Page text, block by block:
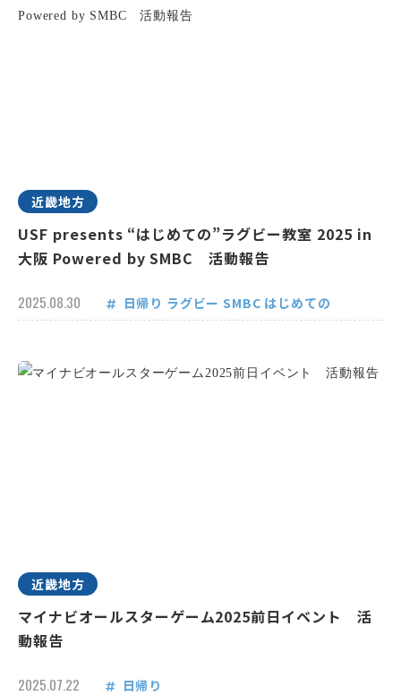
近畿地方
USF presents “はじめての”ラグビー教室 2025 in
大阪 Powered by SMBC 活動報告
2025.08.30 日帰り ラグビー SMBC はじめての
近畿地方
マイナビオールスターゲーム2025前日イベント 活
動報告
2025.07.22 日帰り